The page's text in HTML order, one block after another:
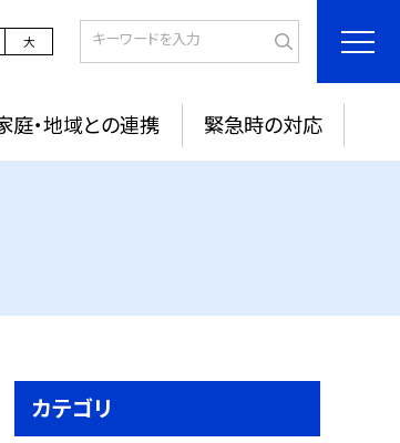
大
庭・地域との連携 緊急時の対応
カテゴリ